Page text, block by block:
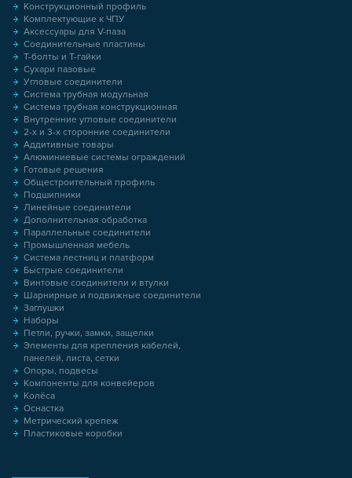
Конструкционный профиль
Комплектующие к ЧПУ
Аксессуары для V-паза
Соединительные пластины
Т-болты и Т-гайки
Сухари пазовые
Угловые соединители
Система трубная модульная
Система трубная конструкционная
Внутренние угловые соединители
2-х и 3-х сторонние соединители
Аддитивные товары
Алюминиевые системы ограждений
Готовые решения
Общестроительный профиль
Подшипники
Линейные соединители
Дополнительная обработка
Параллельные соединители
Промышленная мебель
Система лестниц и платформ
Быстрые соединители
Винтовые соединители и втулки
Шарнирные и подвижные соединители
Заглушки
Наборы
Петли, ручки, замки, защелки
Элементы для крепления кабелей,
панелей, листа, сетки
Опоры, подвесы
Компоненты для конвейеров
Колёса
Оснастка
Метрический крепеж
Пластиковые коробки